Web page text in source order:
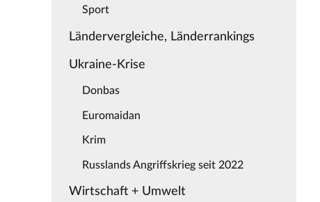
Sport
Ländervergleiche, Länderrankings
Ukraine-Krise
Donbas
Euromaidan
Krim
Russlands Angriffskrieg seit 2022
Wirtschaft + Umwelt